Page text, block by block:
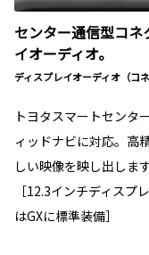
センター通信型コネ
イオーディオ。
ディスプレイオーディオ（コ
トヨタスマートセンタ
ィッドナビに対応。高
しい映像を映し出します
［12.3インチディスプ
はGXに標準装備］